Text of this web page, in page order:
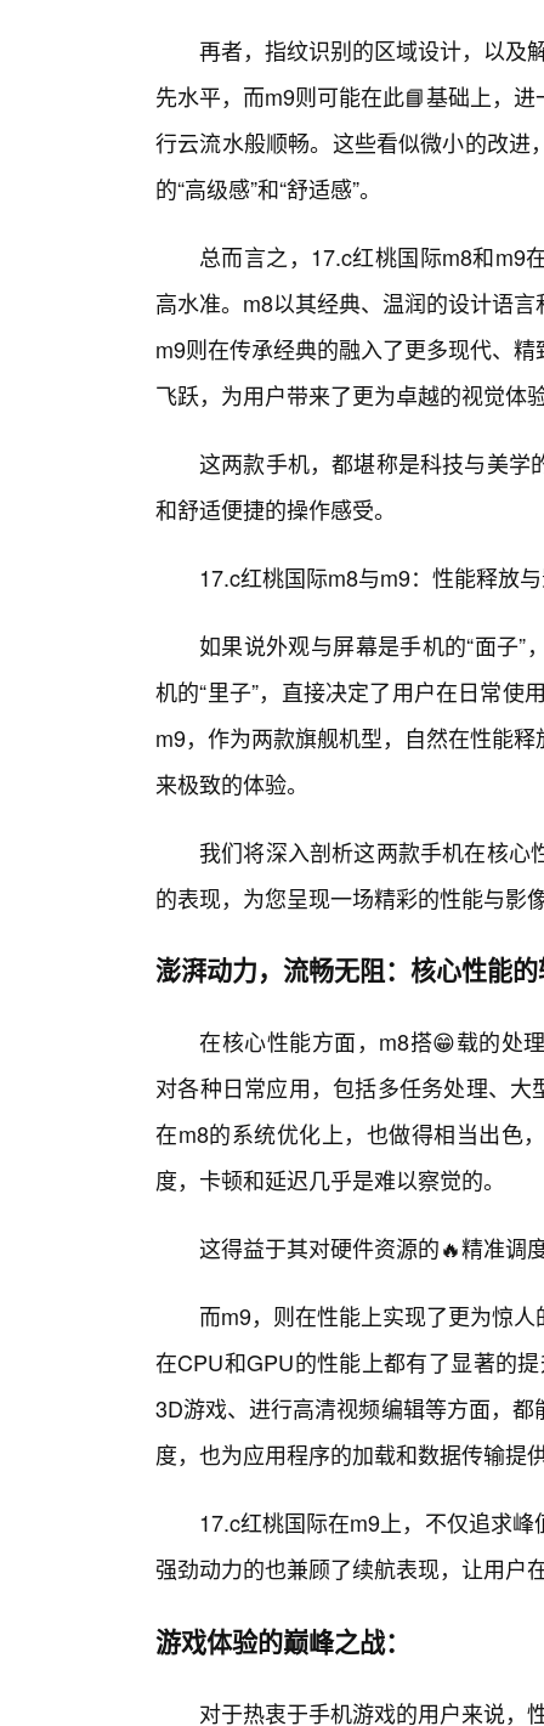
再者，指纹识别的区域设计，以及
先水平，而m9则可能在此📘基础上，
行云流水般顺畅。这些看似微小的改
的“高级感”和“舒适感”。
总而言之，17.c红桃国际m8和m9
高水准。m8以其经典、温润的设计语
m9则在传承经典的融入了更多现代、
飞跃，为用户带来了更为卓越的视觉体
这两款手机，都堪称是科技与美学
和舒适便捷的操作感受。
17.c红桃国际m8与m9：性能释放
如果说外观与屏幕是手机的“面子
机的“里子”，直接决定了用户在日常使
m9，作为两款旗舰机型，自然在性能
来极致的体验。
我们将深入剖析这两款手机在核
的表现，为您呈现一场精彩的性能与影
澎湃动力，流畅无阻：核心性能
在核心性能方面，m8搭😁载的处
对各种日常应用，包括多任务处理、
在m8的系统优化上，也做得相当出色
度，卡顿和延迟几乎是难以察觉的。
这得益于其对硬件资源的🔥精准调
而m9，则在性能上实现了更为惊
在CPU和GPU的性能上都有了显著的
3D游戏、进行高清视频编辑等方面，
度，也为应用程序的加载和数据传输提
17.c红桃国际在m9上，不仅追求
强劲动力的也兼顾了续航表现，让用户
游戏体验的巅峰之战：
对于热衷于手机游戏的用户来说，